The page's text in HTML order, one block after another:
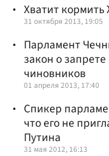
Хватит
31 октября 2013, 19:05
Парламент
закон о
чиновников
01 апреля 2013, 17:40
Спикер
что его не
Путина
31 мая 2012, 16:13